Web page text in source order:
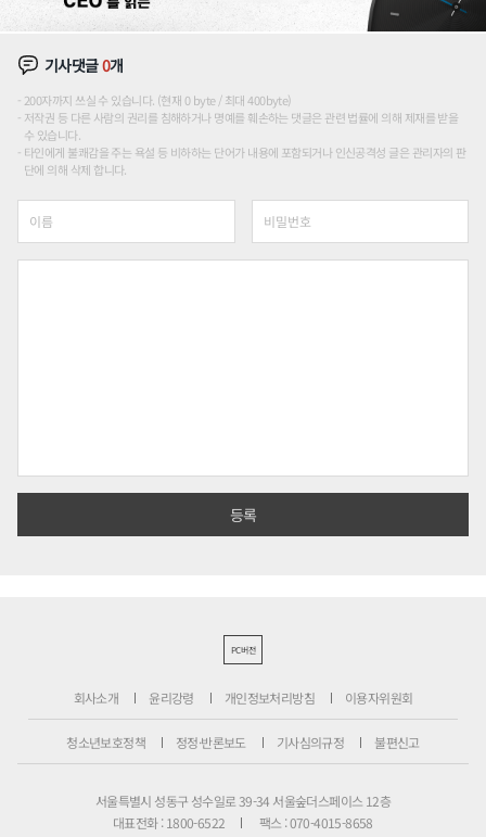
기사댓글0개
200자까지 쓰실 수 있습니다. (현재 0 byte / 최대 400byte)
저작권 등 다른 사람의 권리를 침해하거나 명예를 훼손하는 댓글은 관련 법률에 의해 제재를 받을
수 있습니다.
타인에게 불쾌감을 주는 욕설 등 비하하는 단어가 내용에 포함되거나 인신공격성 글은 관리자의 판
단에 의해 삭제 합니다.
PC버전
회사소개 윤리강령 개인정보처리방침 이용자위원회
청소년보호정책 정정·반론보도 기사심의규정 불편신고
서울특별시 성동구 성수일로 39-34 서울숲더스페이스 12층
대표전화 : 1800-6522
팩스 : 070-4015-8658